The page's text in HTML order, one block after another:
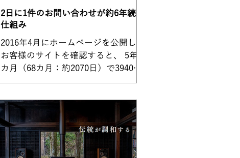
2日に1件のお問い合わせが約6年続く
仕組み
2016年4月にホームページを公開した
お客様のサイトを確認すると、 5年8
カ月（68カ月：約2070日）で3940件
のお問い合わせ。 2日に1件のお問い
態が今も続いています。 こちらのお
客様、サイト公開直後は、お問い合わ
せなど一切なし。...